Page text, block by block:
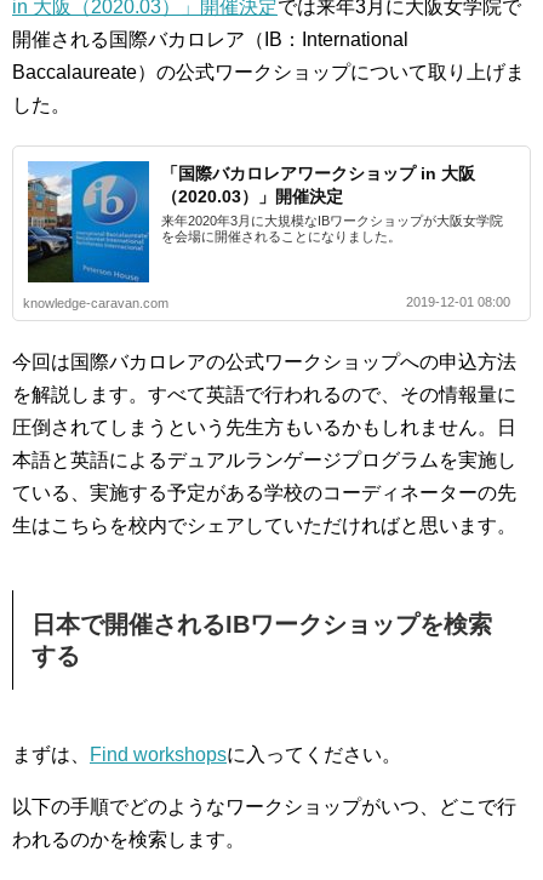
in 大阪（2020.03）」開催決定では来年3月に大阪女学院で
開催される国際バカロレア（IB：International
Baccalaureate）の公式ワークショップについて取り上げま
した。
「国際バカロレアワークショップ in 大阪
（2020.03）」開催決定
来年2020年3月に大規模なIBワークショップが大阪女学院
を会場に開催されることになりました。
knowledge-caravan.com 2019-12-01 08:00
今回は国際バカロレアの公式ワークショップへの申込方法
を解説します。すべて英語で行われるので、その情報量に
圧倒されてしまうという先生方もいるかもしれません。日
本語と英語によるデュアルランゲージプログラムを実施し
ている、実施する予定がある学校のコーディネーターの先
生はこちらを校内でシェアしていただければと思います。
日本で開催されるIBワークショップを検索
する
まずは、 Find workshopsに入ってください。
以下の手順でどのようなワークショップがいつ、どこで行
われるのかを検索します。